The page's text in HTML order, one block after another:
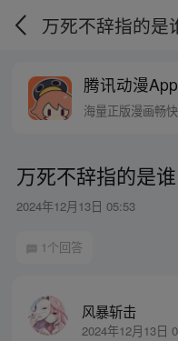
万死不辞指的是
腾讯动漫App
海量正版漫画畅
万死不辞指的是谁
2024年12月13日 05:53
1个回答
风暴斩击
2024年12月13日